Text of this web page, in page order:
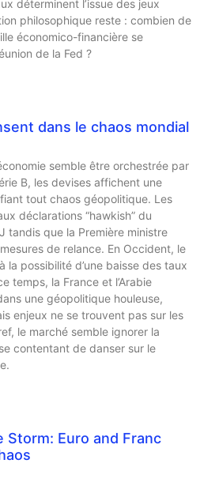
déterminent l’issue des jeux
philosophique reste : combien de
économico-financière se
de la Fed ?
dans le chaos mondial
semble être orchestrée par
B, les devises affichent une
tout chaos géopolitique. Les
déclarations “hawkish” du
tandis que la Première ministre
de relance. En Occident, le
la possibilité d’une baisse des taux
temps, la France et l’Arabie
une géopolitique houleuse,
enjeux ne se trouvent pas sur les
le marché semble ignorer la
contentant de danser sur le
Storm: Euro and Franc